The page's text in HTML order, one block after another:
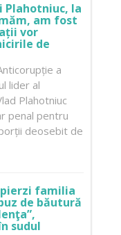
Plahotniuc, la
am fost
vor
de
a
lider al
Plahotniuc
penal pentru
deosebit de
familia
de băutură
sudul